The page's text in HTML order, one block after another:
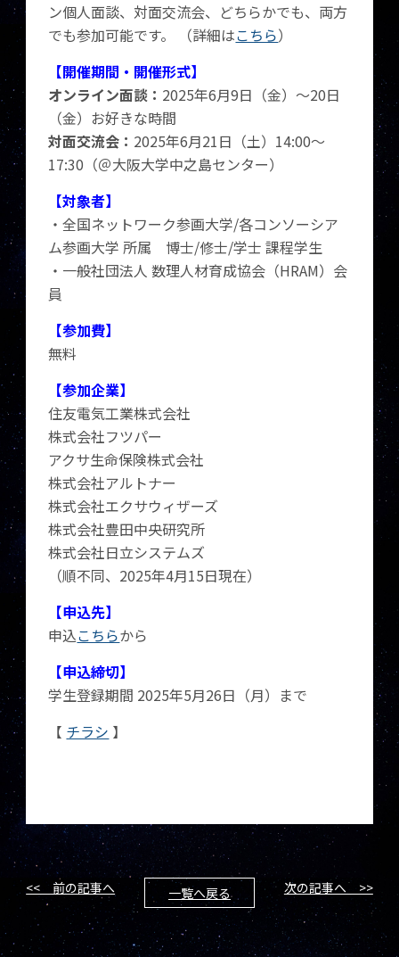
ン個人面談、対面交流会、どちらかでも、両方
でも参加可能です。 （詳細はこちら）
【開催期間・開催形式】
オンライン面談： 2025年6月9日（金）～20日
（金）お好きな時間
対面交流会： 2025年6月21日（土）14:00～
17:30（＠大阪大学中之島センター）
【対象者】
・全国ネットワーク参画大学/各コンソーシア
ム参画大学 所属 博士/修士/学士 課程学生
・一般社団法人 数理人材育成協会（HRAM）会
員
【参加費】
無料
【参加企業】
住友電気工業株式会社
株式会社フツパー
アクサ生命保険株式会社
株式会社アルトナー
株式会社エクサウィザーズ
株式会社豊田中央研究所
株式会社日立システムズ
（順不同、2025年4月15日現在）
【申込先】
申込こちらから
【申込締切】
学生登録期間 2025年5月26日（月）まで
【 チラシ 】
<< 前の記事へ 一覧へ戻る 次の記事へ >>